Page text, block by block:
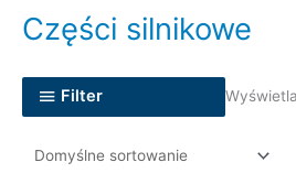
Części silnikowe
Filter